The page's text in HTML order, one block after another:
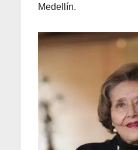
Medellín.